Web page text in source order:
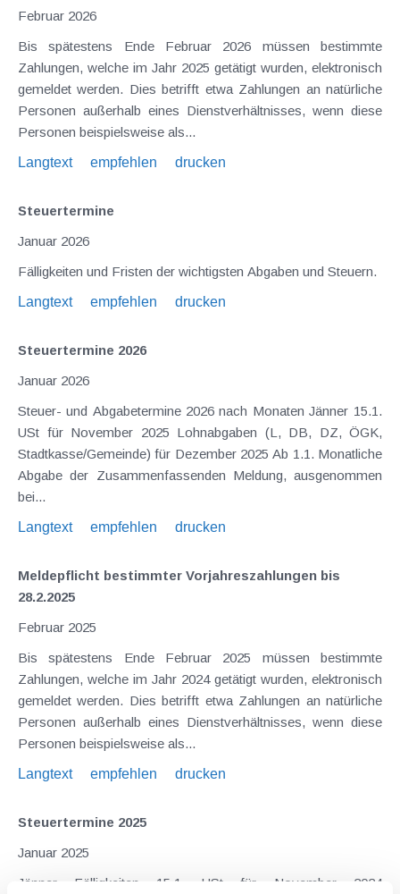
Februar 2026
Bis spätestens Ende Februar 2026 müssen bestimmte
Zahlungen, welche im Jahr 2025 getätigt wurden, elektronisch
gemeldet werden. Dies betrifft etwa Zahlungen an natürliche
Personen außerhalb eines Dienstverhältnisses, wenn diese
Personen beispielsweise als...
Langtext
empfehlen drucken
Steuertermine
Januar 2026
Fälligkeiten und Fristen der wichtigsten Abgaben und Steuern.
Langtext
empfehlen drucken
Steuertermine 2026
Januar 2026
Steuer- und Abgabetermine 2026 nach Monaten Jänner 15.1.
USt für November 2025 Lohnabgaben (L, DB, DZ, ÖGK,
Stadtkasse/Gemeinde) für Dezember 2025 Ab 1.1. Monatliche
Abgabe der Zusammenfassenden Meldung, ausgenommen
bei...
Langtext
empfehlen drucken
Meldepflicht bestimmter Vorjahreszahlungen bis
28.2.2025
Februar 2025
Bis spätestens Ende Februar 2025 müssen bestimmte
Zahlungen, welche im Jahr 2024 getätigt wurden, elektronisch
gemeldet werden. Dies betrifft etwa Zahlungen an natürliche
Personen außerhalb eines Dienstverhältnisses, wenn diese
Personen beispielsweise als...
Langtext
empfehlen drucken
Steuertermine 2025
Januar 2025
Jänner Fälligkeiten 15.1. USt für November 2024